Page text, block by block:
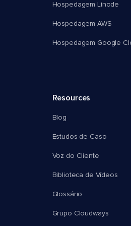
Hospedagem Linode
Hospedagem AWS
Hospedagem Google
Resources
Blog
Estudos de Caso
Voz do Cliente
Biblioteca de Vídeos
Glossário
Grupo Cloudways